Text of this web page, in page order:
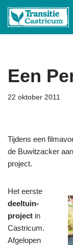
Ga
Een
22 oktober 2011
Tijdens een
de Buwitzacker
project.
Het eerste
deeltuin-
project in
Castricum.
Afgelopen